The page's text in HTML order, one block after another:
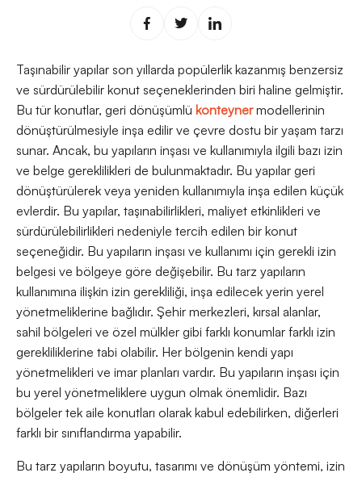
Taşınabilir yapılar son yıllarda popülerlik kazanmış benzersiz
ve sürdürülebilir konut seçeneklerinden biri haline gelmiştir.
Bu tür konutlar, geri dönüşümlü konteynermodellerinin
dönüştürülmesiyle inşa edilir ve çevre dostu bir yaşam tarzı
sunar. Ancak, bu yapıların inşası ve kullanımıyla ilgili bazı izin
ve belge gereklilikleri de bulunmaktadır. Bu yapılar geri
dönüştürülerek veya yeniden kullanımıyla inşa edilen küçük
evlerdir. Bu yapılar, taşınabilirlikleri, maliyet etkinlikleri ve
sürdürülebilirlikleri nedeniyle tercih edilen bir konut
seçeneğidir. Bu yapıların inşası ve kullanımı için gerekli izin
belgesi ve bölgeye göre değişebilir. Bu tarz yapıların
kullanımına ilişkin izin gerekliliği, inşa edilecek yerin yerel
yönetmeliklerine bağlıdır. Şehir merkezleri, kırsal alanlar,
sahil bölgeleri ve özel mülkler gibi farklı konumlar farklı izin
gerekliliklerine tabi olabilir. Her bölgenin kendi yapı
yönetmelikleri ve imar planları vardır. Bu yapıların inşası için
bu yerel yönetmeliklere uygun olmak önemlidir. Bazı
bölgeler tek aile konutları olarak kabul edebilirken, diğerleri
farklı bir sınıflandırma yapabilir.
Bu tarz yapıların boyutu, tasarımı ve dönüşüm yöntemi, izin